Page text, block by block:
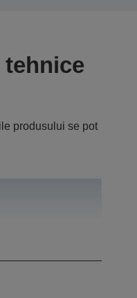
produsului se pot